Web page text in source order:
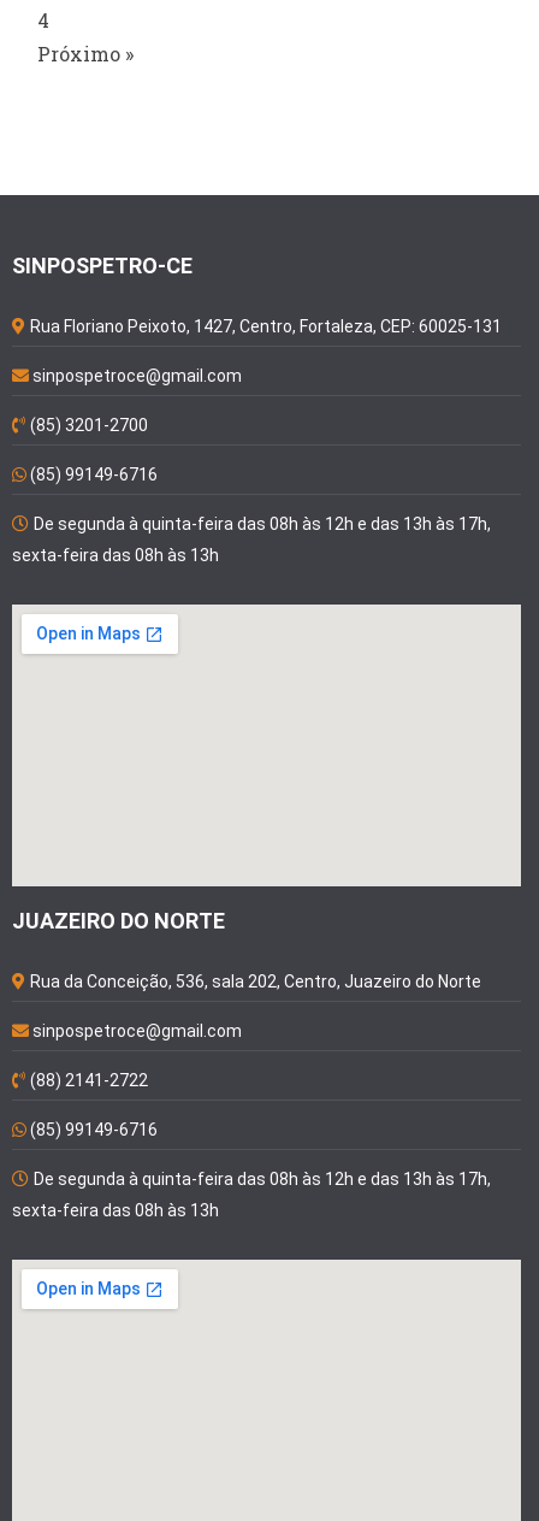
4
Próximo »
SINPOSPETRO-CE
Rua Floriano Peixoto, 1427, Centro, Fortaleza, CEP: 60025-131
sinpospetroce@gmail.com
(85) 3201-2700
(85) 99149-6716
De segunda à quinta-feira das 08h às 12h e das 13h às 17h,
sexta-feira das 08h às 13h
JUAZEIRO DO NORTE
Rua da Conceição, 536, sala 202, Centro, Juazeiro do Norte
sinpospetroce@gmail.com
(88) 2141-2722
(85) 99149-6716
De segunda à quinta-feira das 08h às 12h e das 13h às 17h,
sexta-feira das 08h às 13h